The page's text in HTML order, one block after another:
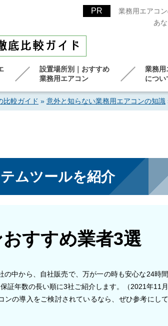
業務用エアコ
あ
設置場所別｜おすすめ
業務用エアコン
業務用
につい
比較ガイド » 意外と知らない業務用エアコンの知識
ムツールを紹介
すすめ業者3選
中から、自社販売で、万が一の時も安心な24時間
証年数の長い順に3社ご紹介します。（2021年11月
の導入をご検討されているなら、ぜひ参考にして